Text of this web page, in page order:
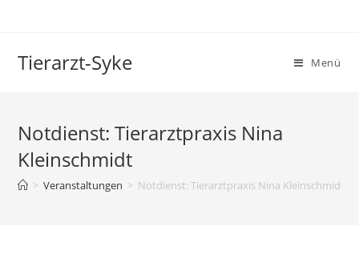
Tierarzt-Syke Menü
Notdienst: Tierarztpraxis Nina
Kleinschmidt
> Veranstaltungen > Notdienst: Tierarztpraxis Nina Kleinschmidt